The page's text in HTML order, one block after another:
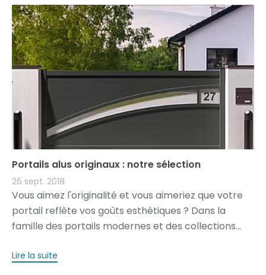
Portails alus originaux : notre sélection
26 sept. 2018
Vous aimez l'originalité et vous aimeriez que votre
portail reflète vos goûts esthétiques ? Dans la
famille des portails modernes et des collections...
Lire la suite